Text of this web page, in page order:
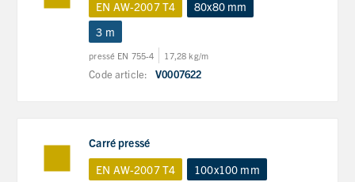
EN AW-2007 T4
80x80 mm
3 m
pressé EN 755-4 17,28 kg/m
Code article: V0007622
Carré pressé
EN AW-2007 T4
100x100 mm